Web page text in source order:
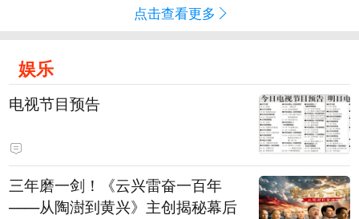
点击查看更多
娱乐
电视节目预告
三年磨一剑！《云兴雷奋一百年
——从陶澍到黄兴》主创揭秘幕后